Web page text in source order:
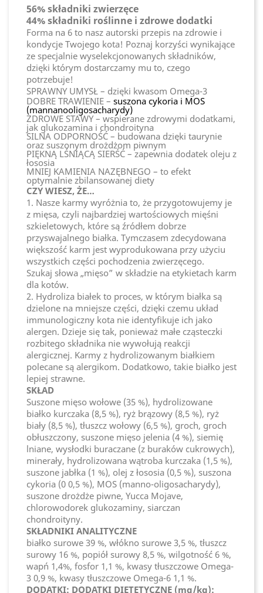
56% składniki zwierzęce
44% składniki roślinne i zdrowe dodatki
Forma na 6 to nasz autorski przepis na zdrowie i
kondycje Twojego kota! Poznaj korzyści wynikające
ze specjalnie wyselekcjonowanych składników,
dzięki którym dostarczamy mu to, czego
potrzebuje!
SPRAWNY UMYSŁ – dzięki kwasom Omega-3
DOBRE TRAWIENIE – suszona cykoria i MOS
(mannanooligosacharydy)
ZDROWE STAWY – wspierane zdrowymi dodatkami,
jak glukozamina i chondroityna
SILNA ODPORNOŚĆ – budowana dzięki taurynie
oraz suszonym drożdżom piwnym
PIĘKNĄ LŚNIĄCĄ SIERŚĆ – zapewnia dodatek oleju z
łososia
MNIEJ KAMIENIA NAZĘBNEGO – to efekt
optymalnie zbilansowanej diety
CZY WIESZ, ŻE…
1. Nasze karmy wyróżnia to, że przygotowujemy je
z mięsa, czyli najbardziej wartościowych mięśni
szkieletowych, które są źródłem dobrze
przyswajalnego białka. Tymczasem zdecydowana
większość karm jest wyprodukowana przy użyciu
wszystkich części pochodzenia zwierzęcego.
Szukaj słowa „mięso” w składzie na etykietach karm
dla kotów.
2. Hydroliza białek to proces, w którym białka są
dzielone na mniejsze części, dzięki czemu układ
immunologiczny kota nie identyfikuje ich jako
alergen. Dzieje się tak, ponieważ małe cząsteczki
rozbitego składnika nie wywołują reakcji
alergicznej. Karmy z hydrolizowanym białkiem
polecane są alergikom. Dodatkowo, takie białko jest
lepiej strawne.
SKŁAD
Suszone mięso wołowe (35 %), hydrolizowane
białko kurczaka (8,5 %), ryż brązowy (8,5 %), ryż
biały (8,5 %), tłuszcz wołowy (6,5 %), groch, groch
obłuszczony, suszone mięso jelenia (4 %), siemię
lniane, wysłodki buraczane (z buraków cukrowych),
minerały, hydrolizowana wątroba kurczaka (1,5 %),
suszone jabłka (1 %), olej z łososia (0,5 %), suszona
cykoria (0 0,5 %), MOS (manno-oligosacharydy),
suszone drożdże piwne, Yucca Mojave,
chlorowodorek glukozaminy, siarczan
chondroityny.
SKŁADNIKI ANALITYCZNE
białko surowe 39 %, włókno surowe 3,5 %, tłuszcz
surowy 16 %, popiół surowy 8,5 %, wilgotność 6 %,
wapń 1,4%, fosfor 1,1 %, kwasy tłuszczowe Omega-
3 0,9 %, kwasy tłuszczowe Omega-6 1,1 %.
DODATKI: DODATKI DIETETYCZNE (mg/kg):